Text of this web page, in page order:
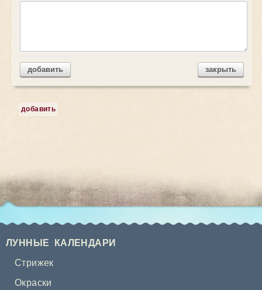
добавить закрыть
добавить
ЛУННЫЕ КАЛЕНДАРИ
Стрижек
Окраски